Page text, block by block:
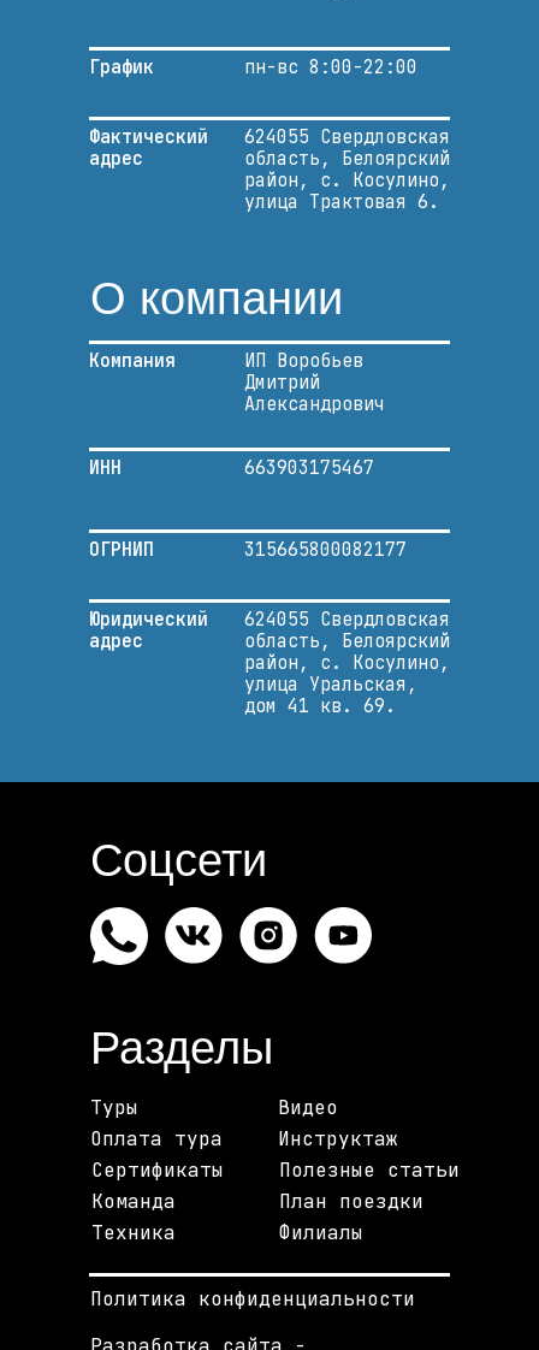
О компании
График пн-вс 8:00-22:00
Фактический
адрес
624055 Свердловская
область, Белоярский
район, с. Косулино,
улица Трактовая 6.
Юридический
адрес
624055 Свердловская
область, Белоярский
район, с. Косулино,
улица Уральская,
дом 41 кв. 69.
ОГРНИП 315665800082177
ИНН
Компания
663903175467
ИП Воробьев
Дмитрий
Александрович
Соцсети
Разделы
Туры
Оплата тура
Сертификаты
Команда
Видео
Инструктаж
Полезные статьи
Техника
План поездки
Филиалы
Политика конфиденциальности